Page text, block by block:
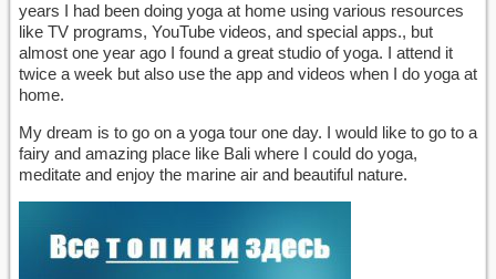
years I had been doing yoga at home using various resources
like TV programs, YouTube videos, and special apps., but
almost one year ago I found a great studio of yoga. I attend it
twice a week but also use the app and videos when I do yoga at
home.
My dream is to go on a yoga tour one day. I would like to go to a
fairy and amazing place like Bali where I could do yoga,
meditate and enjoy the marine air and beautiful nature.